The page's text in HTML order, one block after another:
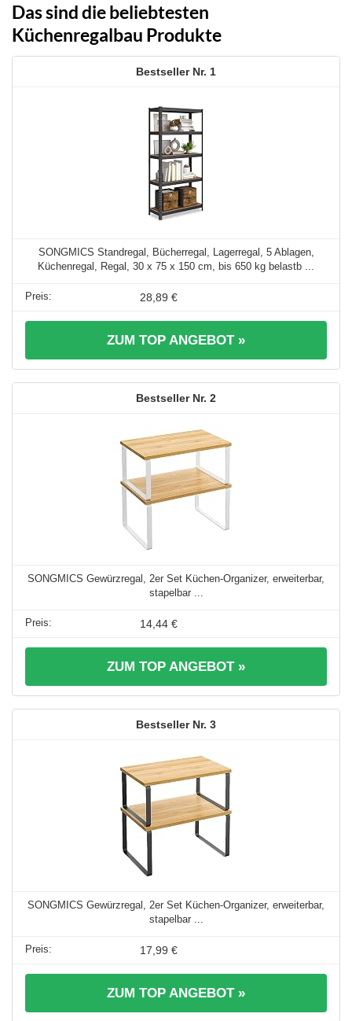
Das sind die beliebtesten
Küchenregalbau Produkte
1
SONGMICS Standregal, Bücherregal, Lagerregal, 5 Ablagen,
Küchenregal, Regal, 30 x 75 x 150 cm, bis 650 kg belastb ...
28,89 €
ZUM TOP ANGEBOT »
2
SONGMICS Gewürzregal, 2er Set Küchen-Organizer, erweiterbar,
stapelbar ...
14,44 €
ZUM TOP ANGEBOT »
3
SONGMICS Gewürzregal, 2er Set Küchen-Organizer, erweiterbar,
stapelbar ...
17,99 €
ZUM TOP ANGEBOT »